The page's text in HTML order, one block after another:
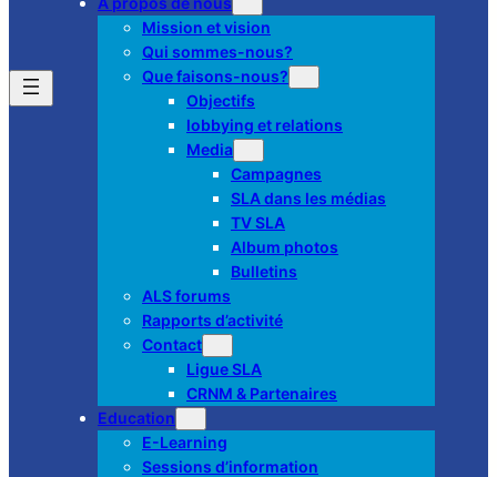
Mission et vision
Qui sommes-nous?
Que faisons-nous?
Objectifs
lobbying et relations
Media
Campagnes
SLA dans les médias
TV SLA
Album photos
Bulletins
ALS forums
Rapports d’activité
Contact
Ligue SLA
CRNM & Partenaires
Education
E-Learning
Sessions d’information